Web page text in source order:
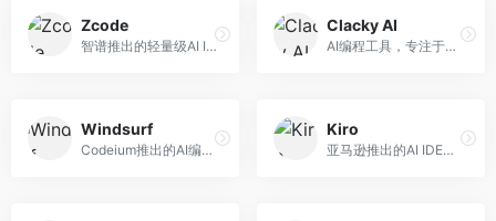
Zcode
智谱推出的轻量级AI IDE，基于GLM模型。面向开发者，提供智能代码补全、代码生成、错误检测等服务，中文编程支持好。
Clacky AI
AI编程工具，专注于代码智能生成与优化。面向开发者，提供代码生成、代码重构、错误修复等服务，编程效率高。
Windsurf
Codeium推出的AI编程工具，专注于代码智能辅助。面向开发者，提供代码补全、代码生成、代码解释等服务，多语言支持完善。
Kiro
亚马逊推出的AI IDE，深度整合AWS云服务。面向AWS开发者，提供代码生成、云服务集成、部署自动化等服务，与AWS生态无缝衔接。